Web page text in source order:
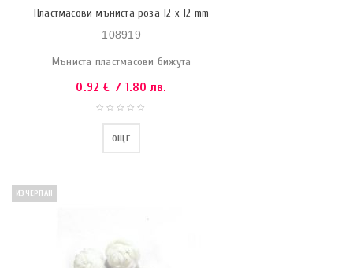
Пластмасови мъниста роза 12 x 12 mm
108919
Мъниста пластмасови бижута
0.92 € / 1.80 лв.
ОЩЕ
ИЗЧЕРПАН